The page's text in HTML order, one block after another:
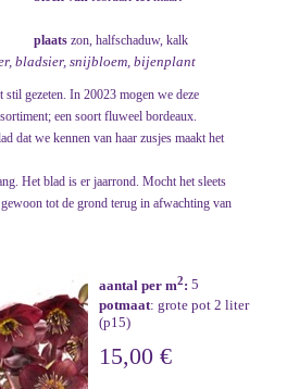
plaats zon, halfschaduw, kalk
bladsier, snijbloem, bijenplant
gezeten. In 20023 mogen we deze
een soort fluweel bordeaux.
dat we kennen van haar zusjes maakt het
Het blad is er jaarrond. Mocht het sleets
tot de grond terug in afwachting van
aantal per m2: 5
potmaat: grote pot 2 liter
(p15)
15,00 €